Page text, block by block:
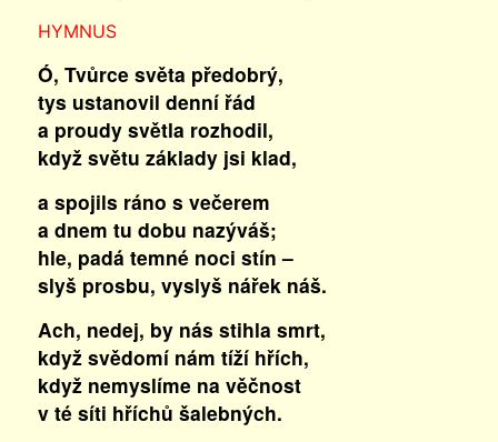
HYMNUS
Ó, Tvůrce světa předobrý,
tys ustanovil denní řád
a proudy světla rozhodil,
když světu základy jsi klad,
a spojils ráno s večerem
a dnem tu dobu nazýváš;
hle, padá temné noci stín –
slyš prosbu, vyslyš nářek náš.
Ach, nedej, by nás stihla smrt,
když svědomí nám tíží hřích,
když nemyslíme na věčnost
v té síti hříchů šalebných.